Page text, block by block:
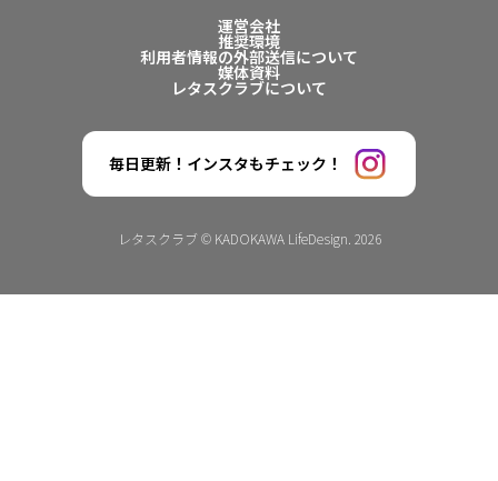
運営会社
推奨環境
利用者情報の外部送信について
媒体資料
レタスクラブについて
毎日更新！インスタもチェック！
レタスクラブ © KADOKAWA LifeDesign. 2026